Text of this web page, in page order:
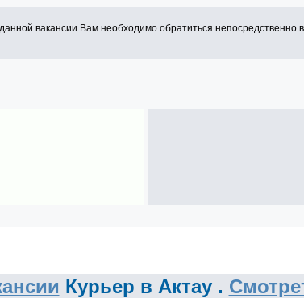
вакансии Вам необходимо обратиться
Курьер в Актау .